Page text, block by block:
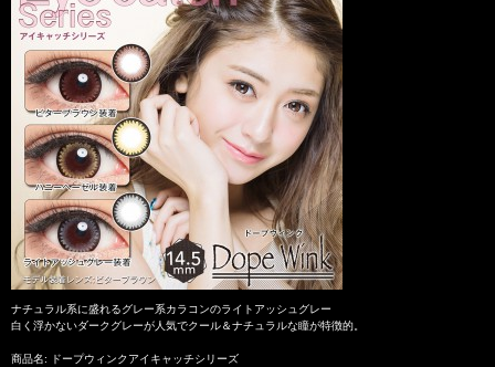
ナチュラル系に盛れるグレー系カラコンのライトアッシュグレー
白く浮かないダークグレーが人気でクール＆ナチュラルな瞳が特徴的。
商品名: ドープウィンクアイキャッチシリーズ